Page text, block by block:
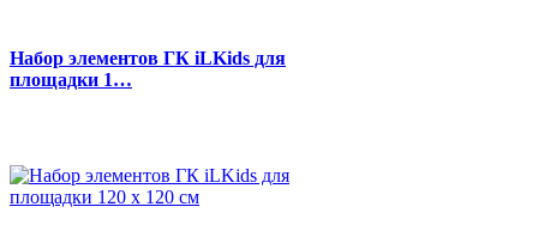
Набор элементов ГК iLKids для
площадки 1…